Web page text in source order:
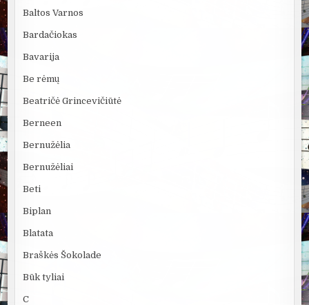
Baltos Varnos
Bardačiokas
Bavarija
Be rėmų
Beatričė Grincevičiūtė
Berneen
Bernužėlia
Bernužėliai
Beti
Biplan
Blatata
Braškės Šokolade
Būk tyliai
C